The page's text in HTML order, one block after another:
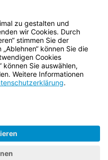
und
in notwendigen
mindestens